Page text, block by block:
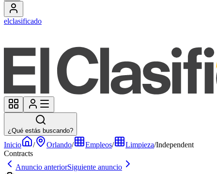
elclasificado
¿Qué estás buscando?
Inicio / Orlando/ Empleos/ Limpieza/Independent
Contracts
Anuncio anteriorSiguiente anuncio